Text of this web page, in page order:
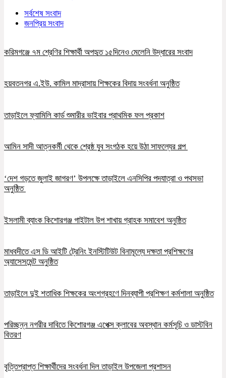
সর্বশেষ সংবাদ
জনপ্রিয় সংবাদ
করিমগঞ্জে ৭ম শ্রেণির শিক্ষার্থী অপহৃত ১৫দিনেও মেলেনি উদ্ধারের সংবাদ
হয়বতনগর এ.ইউ. কামিল মাদ্রাসায় শিক্ষকের বিদায় সংবর্ধনা অনুষ্ঠিত
তাড়াইলে ফ্যামিলি কার্ড শুমারীর ভাইবার প্রাথমিক ফল প্রকাশ
আমিন সাদী আত্নকর্মী থেকে শ্রেষ্ঠ যুব সংগঠক হয়ে উঠা সাফল্যের গল্প
‘দেশ গড়তে জুলাই জাগরণ’ উপলক্ষে তাড়াইলে এনসিপির পদযাত্রা ও পথসভা
অনুষ্ঠিত
ইসলামী ব্যাংক কিশোরগঞ্জ গাইটাল উপ শাখায় গ্রাহক সমাবেশ অনুষ্ঠিত
মাধবদীতে এস ডি আইটি ট্রেনিং ইনস্টিটিউট বিনামূল্যে দক্ষতা প্রশিক্ষণের
অ্যাসেসমেন্ট অনুষ্ঠিত
তাড়াইলে দুই শতাধিক শিক্ষকের অংশগ্রহণে দিনব্যাপী প্রশিক্ষণ কর্মশালা অনুষ্ঠিত
পরিচ্ছন্ন নগরীর দাবিতে কিশোরগঞ্জ এপেক্স ক্লাবের অবস্থান কর্মসূচি ও ডাস্টবিন
বিতরণ
বৃত্তিপ্রাপ্ত শিক্ষার্থীদের সংবর্ধনা দিল তাড়াইল উপজেলা প্রশাসন